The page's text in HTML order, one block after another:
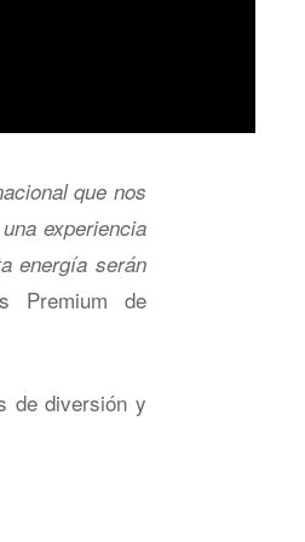
que nos
experiencia
energía serán
Premium de
de diversión y